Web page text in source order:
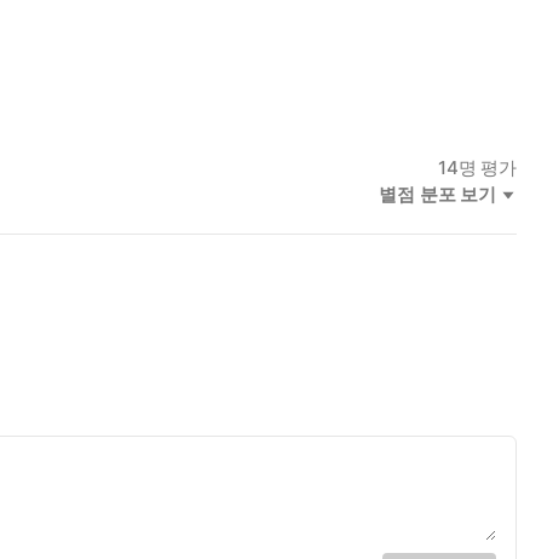
14명 평가
별점 분포 보기